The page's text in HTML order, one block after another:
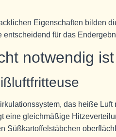
Eigenschaften bilden
für das
notwendig ist
das heiße
eine gleichmäßige
Süßkartoffelstäbchen